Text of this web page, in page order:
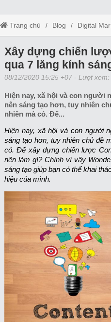
Trang chủ Blog Digital
Xây dựng chiến lược Content hiệu
Xây dựng chiến
qua 7 lăng kính
08/12/2020 15:25 +07 - Lượt
Hiện nay, xã hội và con người
nên sáng tạo hơn, tuy nhiên
nhiên mà có. Để...
Hiện nay, xã hội và con người
sáng tạo hơn, tuy nhiên chủ đề
có. Để xây dựng chiến lược
nên làm gì? Chính vì vậy
sáng tạo giúp bạn có thể khai
hiệu của mình.